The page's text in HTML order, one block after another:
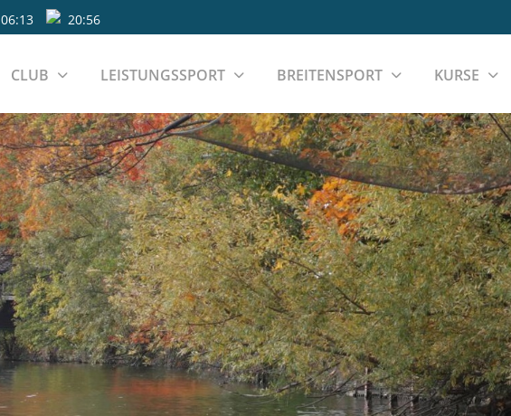
06:13 20:56
CLUB LEISTUNGSSPORT BREITENSPORT KURSE